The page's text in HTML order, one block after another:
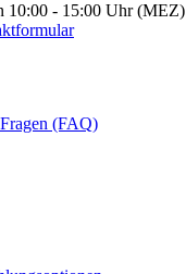
10:00 - 15:00 Uhr (MEZ)
(FAQ)